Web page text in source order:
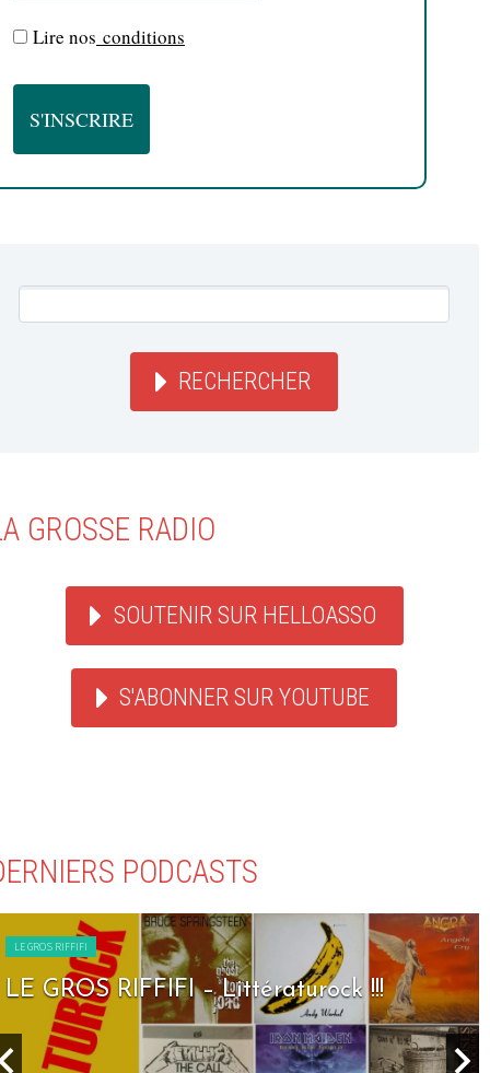
Lire nos conditions
RECHERCHER
GROSSE RADIO
SOUTENIR SUR HELLOASSO
S'ABONNER SUR YOUTUBE
PODCASTS
LE GROS RIFFIFI
LE GROS RIFFIFI – Littératurock !!!